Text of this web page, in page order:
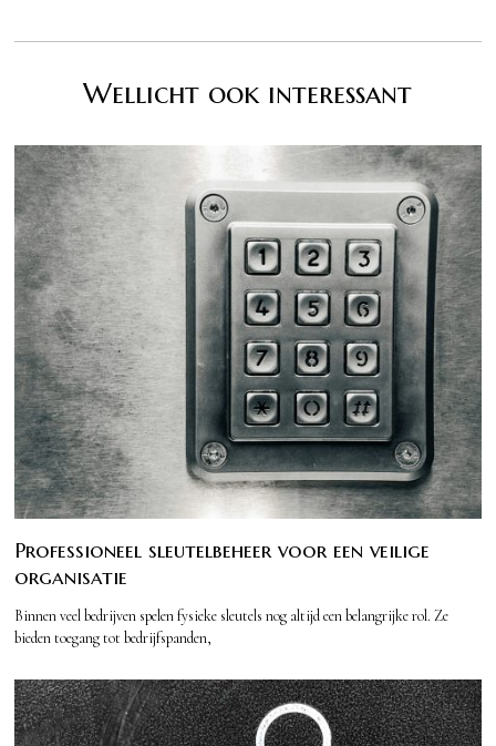
Wellicht ook interessant
Professioneel sleutelbeheer voor een veilige
organisatie
Binnen veel bedrijven spelen fysieke sleutels nog altijd een belangrijke rol. Ze
bieden toegang tot bedrijfspanden,